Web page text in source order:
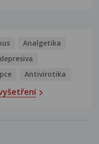
Analgetika
Antivirotika